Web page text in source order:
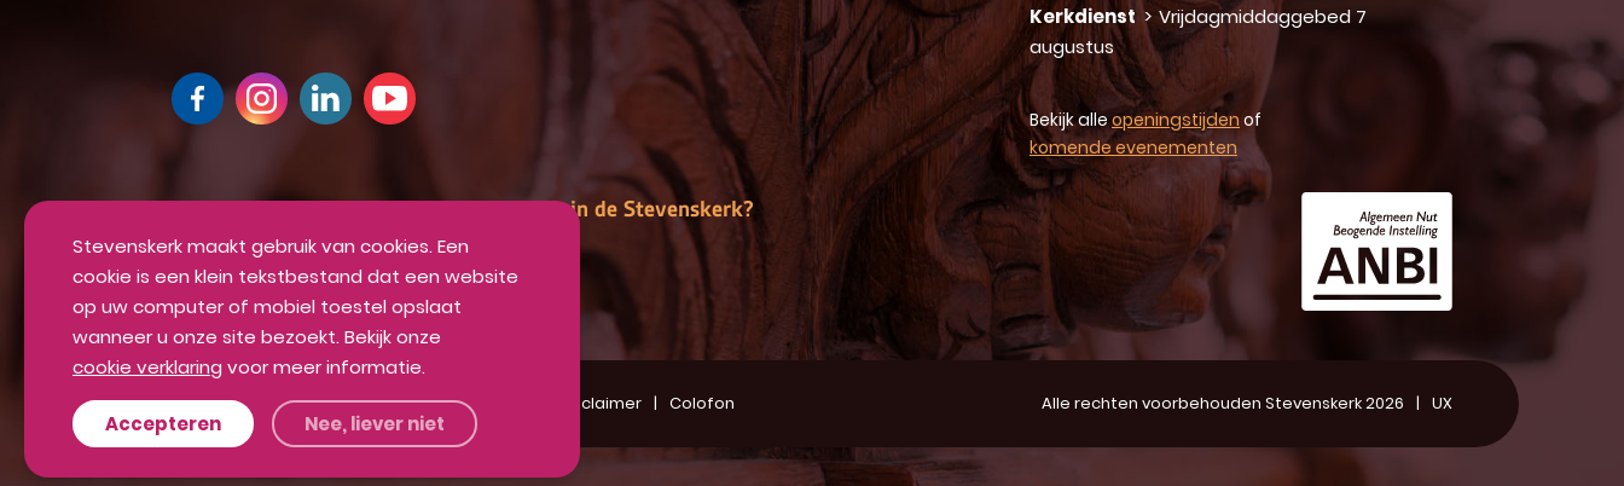
Kerkdienst > Vrijdagmiddaggebed 7
augustus
Bekijk alleopeningstijden of
komende evenementen
Up-to-date blijven van alle mooie dingen in de Stevenskerk?
Inschrijven voor onze nieuwsbrief
Algemene voorwaarden Privacyverklaring Disclaimer Colofon Alle rechten voorbehouden Stevenskerk 2026 UX
Stevenskerk maakt gebruik van cookies. Een
cookie is een klein tekstbestand dat een website
op uw computer of mobiel toestel opslaat
wanneer u onze site bezoekt. Bekijk onze
cookie verklaring voor meer informatie.
Accepteren Nee, liever niet